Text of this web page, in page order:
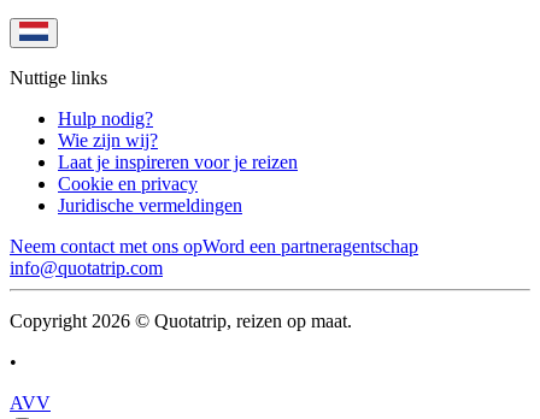
Nuttige links
Hulp nodig?
Wie zijn wij?
Laat je inspireren voor je reizen
Cookie en privacy
Juridische vermeldingen
Neem contact met ons opWord een partneragentschap
info@quotatrip.com
Copyright 2026 © Quotatrip, reizen op maat.
•
AVV